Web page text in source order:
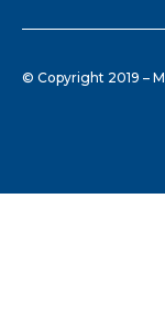
© Copyright 2019 –